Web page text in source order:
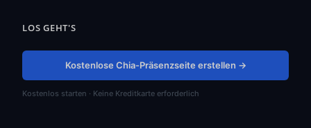
LOS GEHT'S
Kostenlose Chia-Präsenzseite erstellen →
Kostenlos starten · Keine Kreditkarte erforderlich
Español
Português do Brasil